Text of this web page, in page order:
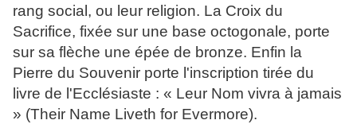
rang social, ou leur religion. La Croix du
Sacrifice, fixée sur une base octogonale, porte
sur sa flèche une épée de bronze. Enfin la
Pierre du Souvenir porte l'inscription tirée du
livre de l'Ecclésiaste : « Leur Nom vivra à jamais
» (Their Name Liveth for Evermore).